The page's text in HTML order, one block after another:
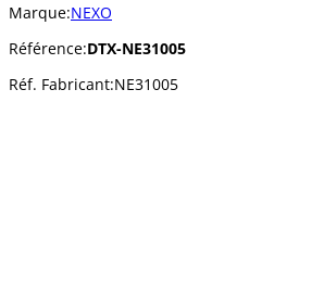
Marque:NEXO
Référence:DTX-NE31005
Réf. Fabricant:NE31005